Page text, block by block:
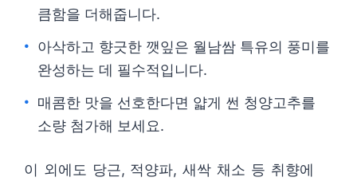
큼함을 더해줍니다.
아삭하고 향긋한 깻잎은 월남쌈 특유의 풍미를
완성하는 데 필수적입니다.
매콤한 맛을 선호한다면 얇게 썬 청양고추를
소량 첨가해 보세요.
이 외에도 당근, 적양파, 새싹 채소 등 취향에